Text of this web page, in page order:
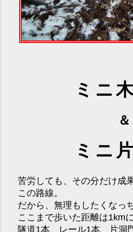
ミニ
＆
ミニ
苦労しても、その分だけ成
この路線。
だから、無理もしたくなっ
ここまで歩いた距離は1km
隧道1本、レール1本、片洞